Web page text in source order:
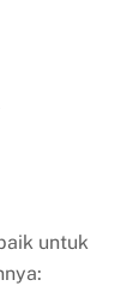
untuk